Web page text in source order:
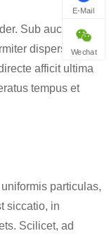
Sub auctoritate
dispersit ad
afficit ultima
tempus et
particulas,
siccatio, in
Scilicet, ad
E-Mail
Wechat